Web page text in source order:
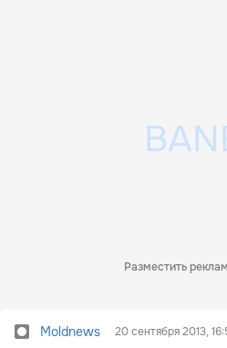
Разместить
Moldnews 20 сентября 2013,